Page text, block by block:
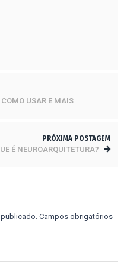
USAR E MAIS
PRÓXIMA POSTAGEM
É NEUROARQUITETURA?
Campos obrigatórios